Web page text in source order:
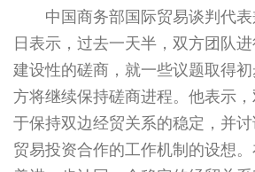
中国商务部国际贸易谈判代
日表示，过去一天半，双方团队进
建设性的磋商，就一些议题取得
方将继续保持磋商进程。他表示
于保持双边经贸关系的稳定，并
贸易投资合作的工作机制的设想